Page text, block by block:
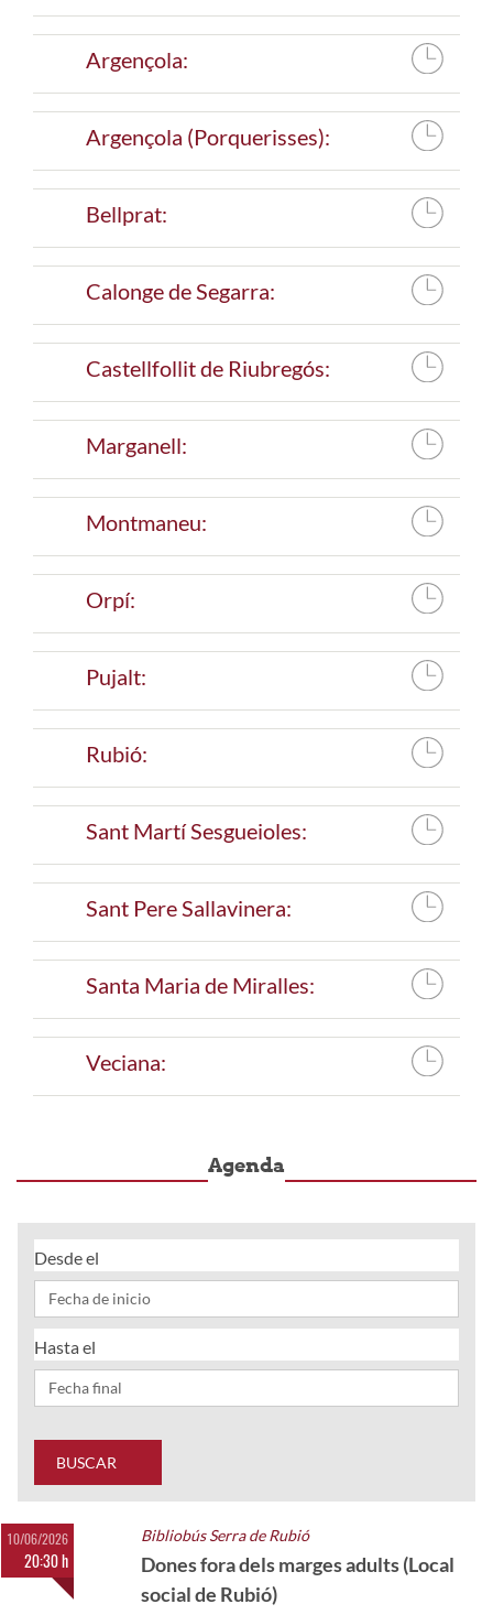
Argençola:
Argençola (Porquerisses):
Bellprat:
Calonge de Segarra:
Castellfollit de Riubregós:
Marganell:
Montmaneu:
Orpí:
Pujalt:
Rubió:
Sant Martí Sesgueioles:
Sant Pere Sallavinera:
Santa Maria de Miralles:
Veciana:
Agenda
Desde el
Hasta el
BUSCAR
10/06/2026
20:30 h
Bibliobús Serra de Rubió
Dones fora dels marges adults (Local
social de Rubió)